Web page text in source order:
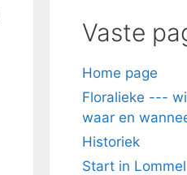
Vaste
Home page
Floralieke ---
waar en
Historiek
Start in